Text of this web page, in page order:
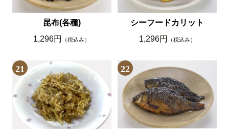
昆布(各種)
1,296円
（税込み）
シーフードカリット
1,296円
（税込み）
21 22